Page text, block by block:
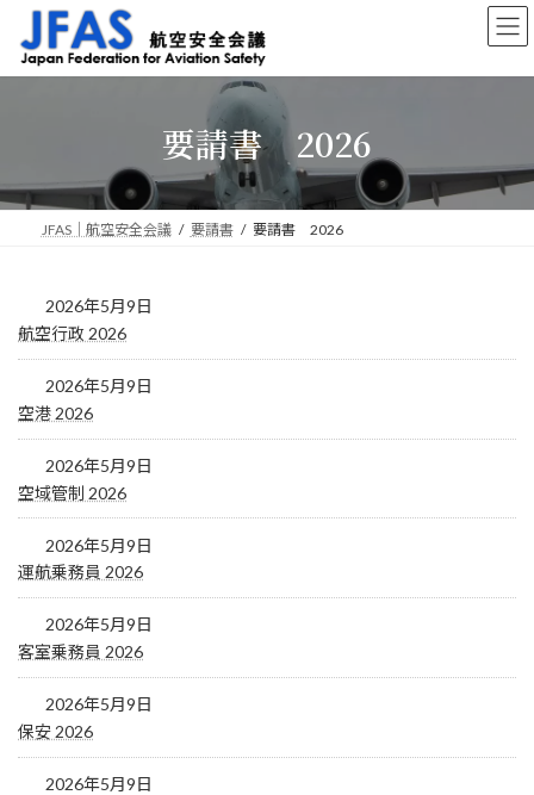
ン
ッ
ー
移
要請書 2026
JFAS｜航空安全会議 要請書 要請書 2026
2026年5月9日
航空行政 2026
2026年5月9日
空港 2026
2026年5月9日
空域管制 2026
2026年5月9日
運航乗務員 2026
2026年5月9日
客室乗務員 2026
2026年5月9日
保安 2026
2026年5月9日